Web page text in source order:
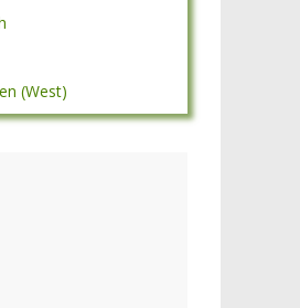
(West)